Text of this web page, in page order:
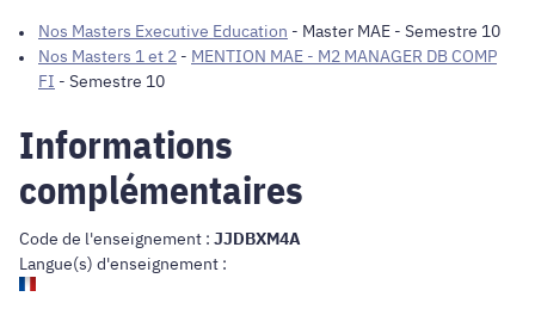
Nos Masters Executive Education - Master MAE - Semestre 10
Nos Masters 1 et 2 - MENTION MAE - M2 MANAGER DB COMP
FI - Semestre 10
Informations
complémentaires
Code de l'enseignement : JJDBXM4A
Langue(s) d'enseignement :